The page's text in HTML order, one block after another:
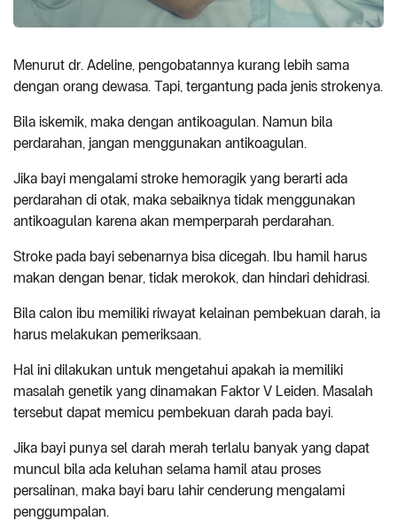
Menurut dr. Adeline, pengobatannya kurang lebih sama
dengan orang dewasa. Tapi, tergantung pada jenis strokenya.
Bila iskemik, maka dengan antikoagulan. Namun bila
perdarahan, jangan menggunakan antikoagulan.
Jika bayi mengalami stroke hemoragik yang berarti ada
perdarahan di otak, maka sebaiknya tidak menggunakan
antikoagulan karena akan memperparah perdarahan.
Stroke pada bayi sebenarnya bisa dicegah. Ibu hamil harus
makan dengan benar, tidak merokok, dan hindari dehidrasi.
Bila calon ibu memiliki riwayat kelainan pembekuan darah, ia
harus melakukan pemeriksaan.
Hal ini dilakukan untuk mengetahui apakah ia memiliki
masalah genetik yang dinamakan Faktor V Leiden. Masalah
tersebut dapat memicu pembekuan darah pada bayi.
Jika bayi punya sel darah merah terlalu banyak yang dapat
muncul bila ada keluhan selama hamil atau proses
persalinan, maka bayi baru lahir cenderung mengalami
penggumpalan.